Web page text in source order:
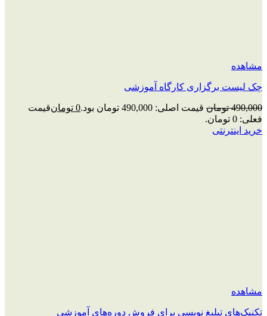
مشاهده
چک‌ لیست برگزاری کارگاه آموزشی
490,000 تومان قیمت اصلی: 490,000 تومان بود. 0 تومانقیمت
فعلی: 0 تومان.
خرید اینترنتی
مشاهده
تکنیک‌های تبلیغ نویسی برای فروش دوره‌های آموزشی